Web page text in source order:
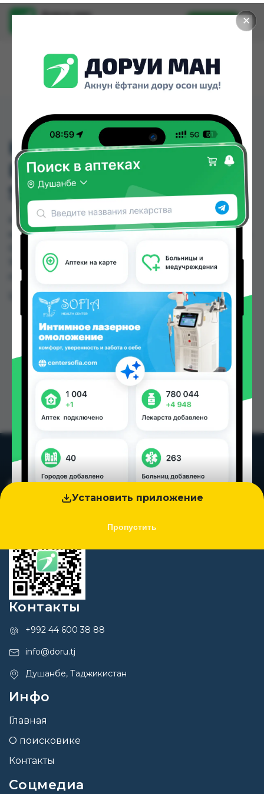
✕
Установить приложение
Пропустить
Доруи ман
Установить
KALINOR
BRAUSETABLETTEN 15
ST (КАЛИНОР)
KALINOR BRAUSETABLETTEN 15 ST (КАЛИНОР)
можно купить или заказать в аптеках, Дорухона
115.82 TJS до 115.82 TJS в Душанбе и других
Цена: от
115.82 TJS
Контакты
+992 44 600 38 88
info@doru.tj
Душанбе, Таджикистан
Инфо
Главная
О поисковике
Контакты
Соцмедиа